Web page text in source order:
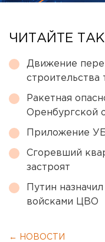
ЧИТАЙТЕ
Движение
строительства
Ракетная
Оренбургской
Приложение
Сгоревший
застроят
Путин
войсками ЦВО
← НОВОСТИ